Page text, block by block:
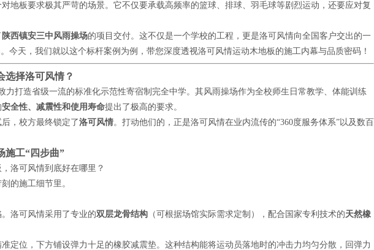
地板要求极其严苛的场景。它不仅要承载高频率的篮球、排球、羽毛球等剧烈运动，还要应对复
陕西镇安三中风雨操场的项目交付。这不仅是一个学校的工程，更是洛可风情向全国客户交出的一
今天，我们就以这个标杆案例为例，带您深度透视洛可风情运动木地板的施工内幕与品质密码！
选择洛可风情？
力打造省级一流的标准化示范性寄宿制完全中学。其风雨操场作为全校师生日常教学、体能训练
安全性、减震性和使用寿命提出了极高的要求。
，校方最终锁定了洛可风情。打动他们的，正是洛可风情在业内流传的“360度服务体系”以及数百
施工“四步曲”
洛可风情到底好在哪里？
的施工细节里。
洛可风情采用了专业的双层龙骨结构 （可根据场馆实际需求定制），配合国家专利技术的天然橡
准定位，下方铺设弹力十足的橡胶减震垫。这种结构能将运动员落地时的冲击力均匀分散，回弹力